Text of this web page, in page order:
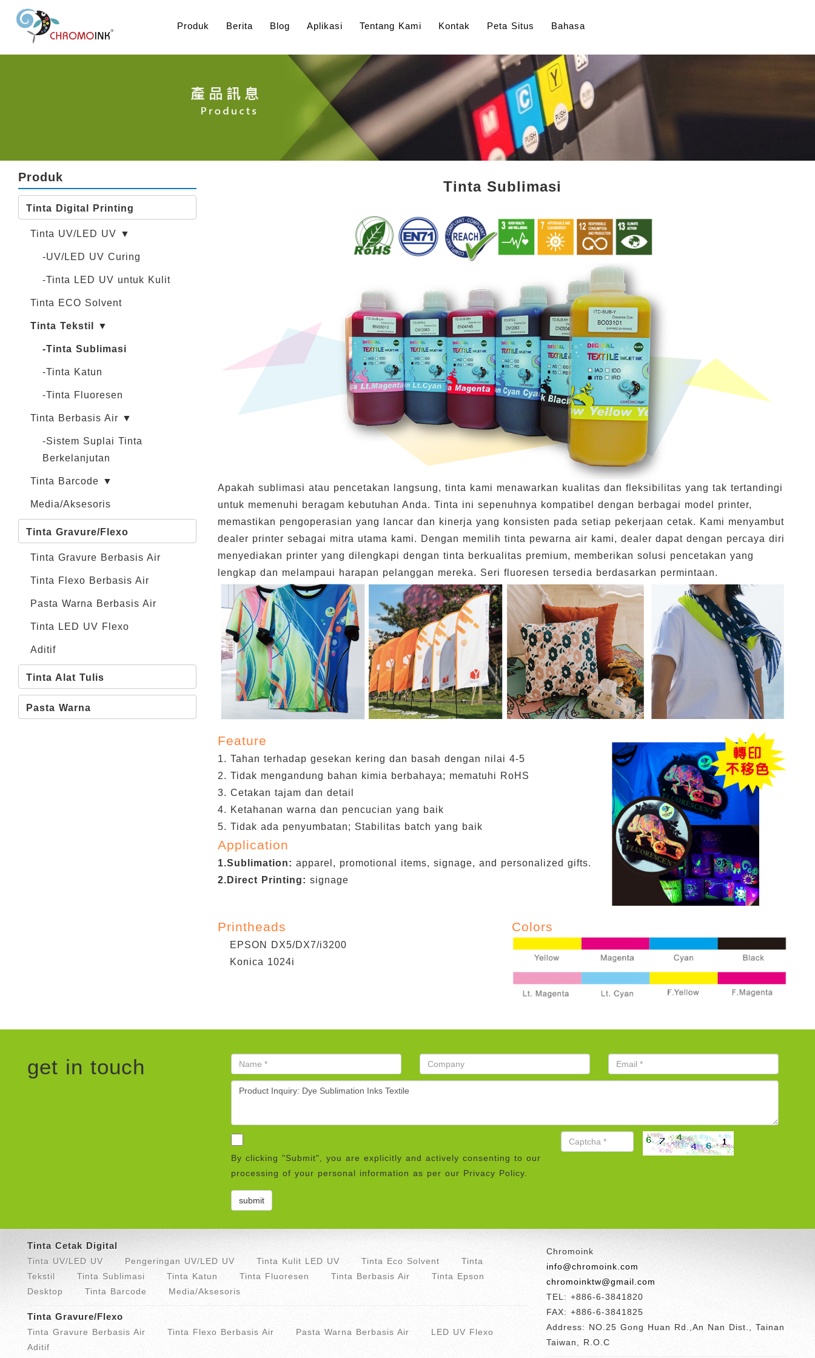
Produk Berita Blog Aplikasi Tentang Kami Kontak Peta Situs Bahasa
Produk
Tinta Digital Printing
Tinta UV/LED UV ▼
-UV/LED UV Curing
-Tinta LED UV untuk Kulit
Tinta ECO Solvent
Tinta Tekstil ▼
-Tinta Sublimasi
-Tinta Katun
-Tinta Fluoresen
Tinta Berbasis Air ▼
-Sistem Suplai Tinta
Berkelanjutan
Tinta Barcode ▼
Media/Aksesoris
Tinta Gravure/Flexo
Tinta Gravure Berbasis Air
Tinta Flexo Berbasis Air
Pasta Warna Berbasis Air
Tinta LED UV Flexo
Aditif
Tinta Alat Tulis
Pasta Warna
Tinta Sublimasi
Apakah sublimasi atau pencetakan langsung, tinta kami menawarkan kualitas dan fleksibilitas yang tak tertandingi
untuk memenuhi beragam kebutuhan Anda. Tinta ini sepenuhnya kompatibel dengan berbagai model printer,
memastikan pengoperasian yang lancar dan kinerja yang konsisten pada setiap pekerjaan cetak. Kami menyambut
dealer printer sebagai mitra utama kami. Dengan memilih tinta pewarna air kami, dealer dapat dengan percaya diri
menyediakan printer yang dilengkapi dengan tinta berkualitas premium, memberikan solusi pencetakan yang
lengkap dan melampaui harapan pelanggan mereka. Seri fluoresen tersedia berdasarkan permintaan.
Feature
1. Tahan terhadap gesekan kering dan basah dengan nilai 4-5
2. Tidak mengandung bahan kimia berbahaya; mematuhi RoHS
3. Cetakan tajam dan detail
4. Ketahanan warna dan pencucian yang baik
5. Tidak ada penyumbatan; Stabilitas batch yang baik
Application
1.Sublimation: apparel, promotional items, signage, and personalized gifts.
2.Direct Printing: signage
Printheads
EPSON DX5/DX7/i3200
Konica 1024i
Colors
get in touch
By clicking "Submit", you are explicitly and actively consenting to our
processing of your personal information as per our Privacy Policy.
Tinta Cetak Digital
Tinta UV/LED UV Pengeringan UV/LED UV Tinta Kulit LED UV Tinta Eco Solvent
Tinta
Tekstil
Tinta Sublimasi Tinta Katun Tinta Fluoresen Tinta Berbasis Air
Tinta Epson
Desktop
Tinta Barcode Media/Aksesoris
Tinta Gravure/Flexo
Tinta Gravure Berbasis Air Tinta Flexo Berbasis Air Pasta Warna Berbasis Air
LED UV Flexo
Aditif
Chromoink
info@chromoink.com
chromoinktw@gmail.com
TEL: +886-6-3841820
FAX: +886-6-3841825
Address: NO.25 Gong Huan Rd.,An Nan Dist., Tainan
Taiwan, R.O.C